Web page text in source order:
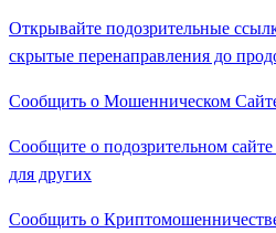
Открывайте подозрительные
скрытые перенаправления до
Сообщить о Мошенническом
Сообщите о подозрительном сайте
для других
Сообщить о